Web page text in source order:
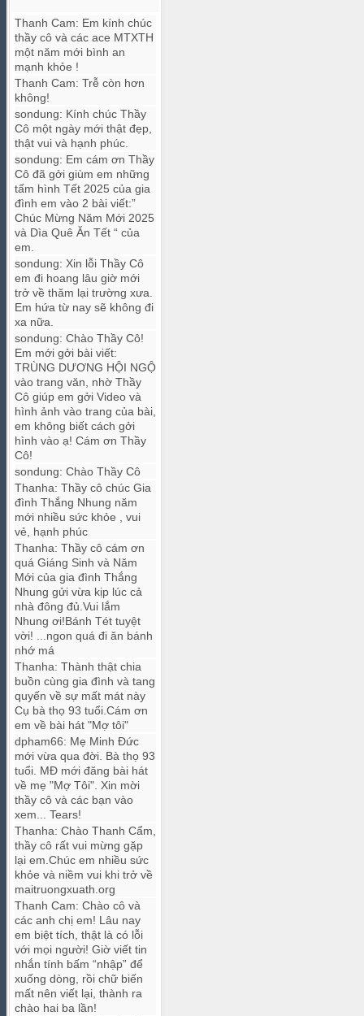
Thanh Cam: Em kính chúc
thầy cô và các ace MTXTH
một năm mới bình an
mạnh khỏe !
Thanh Cam: Trễ còn hơn
không!
sondung: Kính chúc Thầy
Cô một ngày mới thật đẹp,
thật vui và hạnh phúc.
sondung: Em cám ơn Thầy
Cô đã gởi giùm em những
tấm hình Tết 2025 của gia
đình em vào 2 bài viết:”
Chúc Mừng Năm Mới 2025
và Dìa Quê Ăn Tết “ của
em.
sondung: Xin lỗi Thầy Cô
em đi hoang lâu giờ mới
trở về thăm lại trường xưa.
Em hứa từ nay sẽ không đi
xa nữa.
sondung: Chào Thầy Cô!
Em mới gởi bài viết:
TRÙNG DƯƠNG HỘI NGỘ
vào trang văn, nhờ Thầy
Cô giúp em gởi Video và
hình ảnh vào trang của bài,
em không biết cách gởi
hình vào ạ! Cám ơn Thầy
Cô!
sondung: Chào Thầy Cô
Thanha: Thầy cô chúc Gia
đình Thắng Nhung năm
mới nhiều sức khỏe , vui
vẻ, hạnh phúc
Thanha: Thầy cô cám ơn
quá Giáng Sinh và Năm
Mới của gia đình Thắng
Nhung gửi vừa kịp lúc cả
nhà đông đủ.Vui lắm
Nhung ơi!Bánh Tét tuyệt
vời! ...ngon quá đi ăn bánh
nhớ má
Thanha: Thành thật chia
buồn cùng gia đình và tang
quyến về sự mất mát này
Cụ bà thọ 93 tuổi.Cám ơn
em về bài hát "Mợ tôi"
dpham66: Mẹ Minh Đức
mới vừa qua đời. Bà thọ 93
tuổi. MĐ mới đăng bài hát
về mẹ "Mợ Tôi". Xin mời
thầy cô và các bạn vào
xem... Tears!
Thanha: Chào Thanh Cẩm,
thầy cô rất vui mừng gặp
lại em.Chúc em nhiều sức
khỏe và niềm vui khi trở về
maitruongxuath.org
Thanh Cam: Chào cô và
các anh chị em! Lâu nay
em biệt tích, thật là có lỗi
với mọi người! Giờ viết tin
nhắn tính bấm “nhập” để
xuống dòng, rồi chữ biến
mất nên viết lại, thành ra
chào hai ba lần!